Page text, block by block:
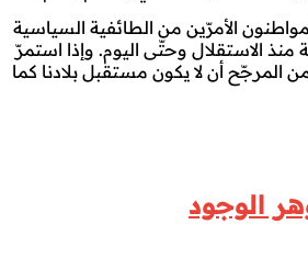
الأمرّين من الطائفية السياسية
منذ الاستقلال وحتّى اليوم. وإذا استمرّ
المرجّح أن لا يكون مستقبل بلادنا كما
الوجود